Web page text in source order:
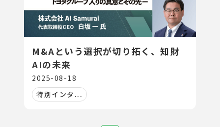
M&Aという選択が切り拓く、知財
AIの未来
2025-08-18
特別インタ...